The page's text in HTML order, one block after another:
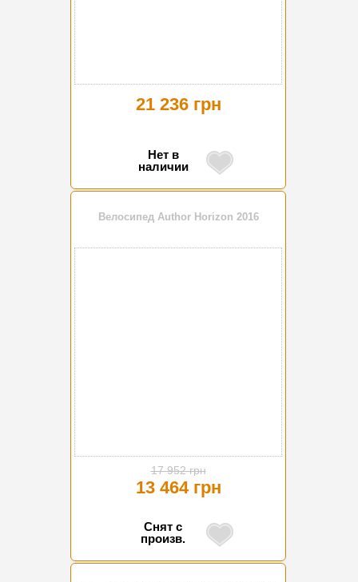
21 236 грн
Нет в
наличии
Велосипед Author Horizon 2016
17 952 грн
13 464 грн
Снят с
произв.